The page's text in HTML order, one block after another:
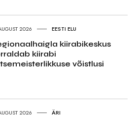
2026 EESTI ELU
kiirabikeskus
kiirabi
võistlusi
2026 ÄRI